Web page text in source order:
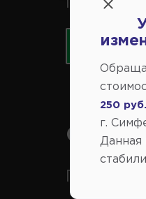
250 руб.
г.
Данная